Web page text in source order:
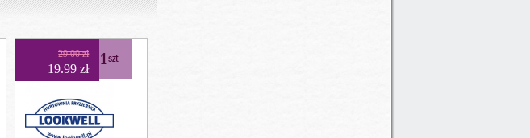
29.00 zł
19.99 zł 1szt